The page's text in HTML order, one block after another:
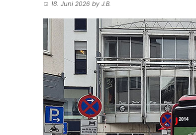
18. Juni 2026 by J.B.